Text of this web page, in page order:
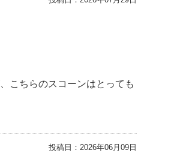
こちらのスコーンはとっても
投稿日： 2026年06月09日